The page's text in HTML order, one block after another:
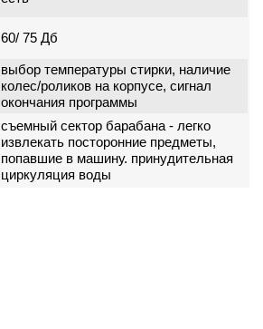
60/ 75 Дб
выбор температуры стирки, наличие
колес/роликов на корпусе, сигнал
окончания программы
cъемный сектор барабана - легко
извлекать посторонние предметы,
попавшие в машину. принудительная
циркуляция воды